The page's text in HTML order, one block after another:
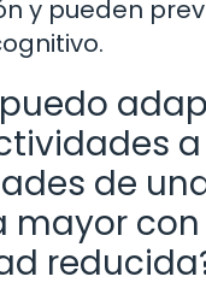
y pueden
de
mayor con